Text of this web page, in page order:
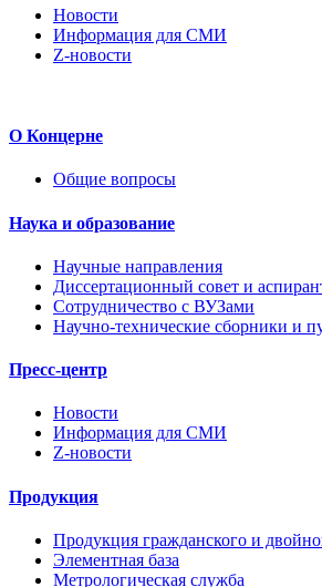
Новости
Информация для СМИ
Z-новости
О Концерне
Общие вопросы
Наука и образование
Научные направления
Диссертационный совет и
Сотрудничество с ВУЗами
Научно-технические сборники и
Пресс-центр
Новости
Информация для СМИ
Z-новости
Продукция
Продукция гражданского и
Элементная база
Метрологическая служба